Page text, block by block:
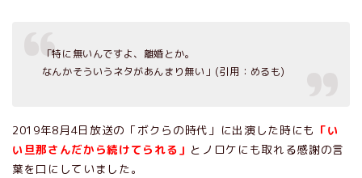
「特に無いんですよ、離婚とか。
なんかそういうネタがあんまり無い」(引用：めるも)
2019年8月4日放送の「ボクらの時代」に出演した時にも 「い
い旦那さんだから続けてられる」 とノロケにも取れる感謝の言
葉を口にしていました。